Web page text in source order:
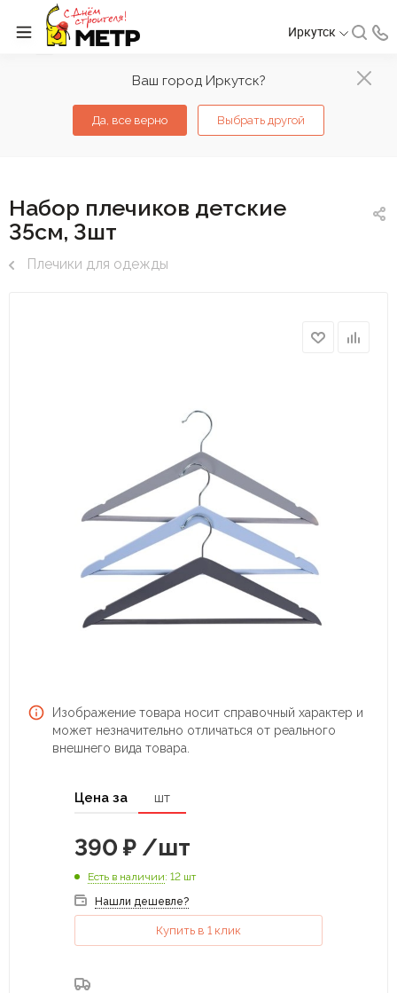
Ваш город Иркутск?
Да, все верно Выбрать другой
Иркутск
Набор плечиков детские
35см, 3шт
Плечики для одежды
Изображение товара носит справочный характер и
может незначительно отличаться от реального
внешнего вида товара.
Цена за шт
390 ₽ /шт
Есть в наличии: 12 шт
Нашли дешевле?
Купить в 1 клик